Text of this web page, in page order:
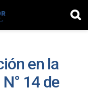
en la
14 de